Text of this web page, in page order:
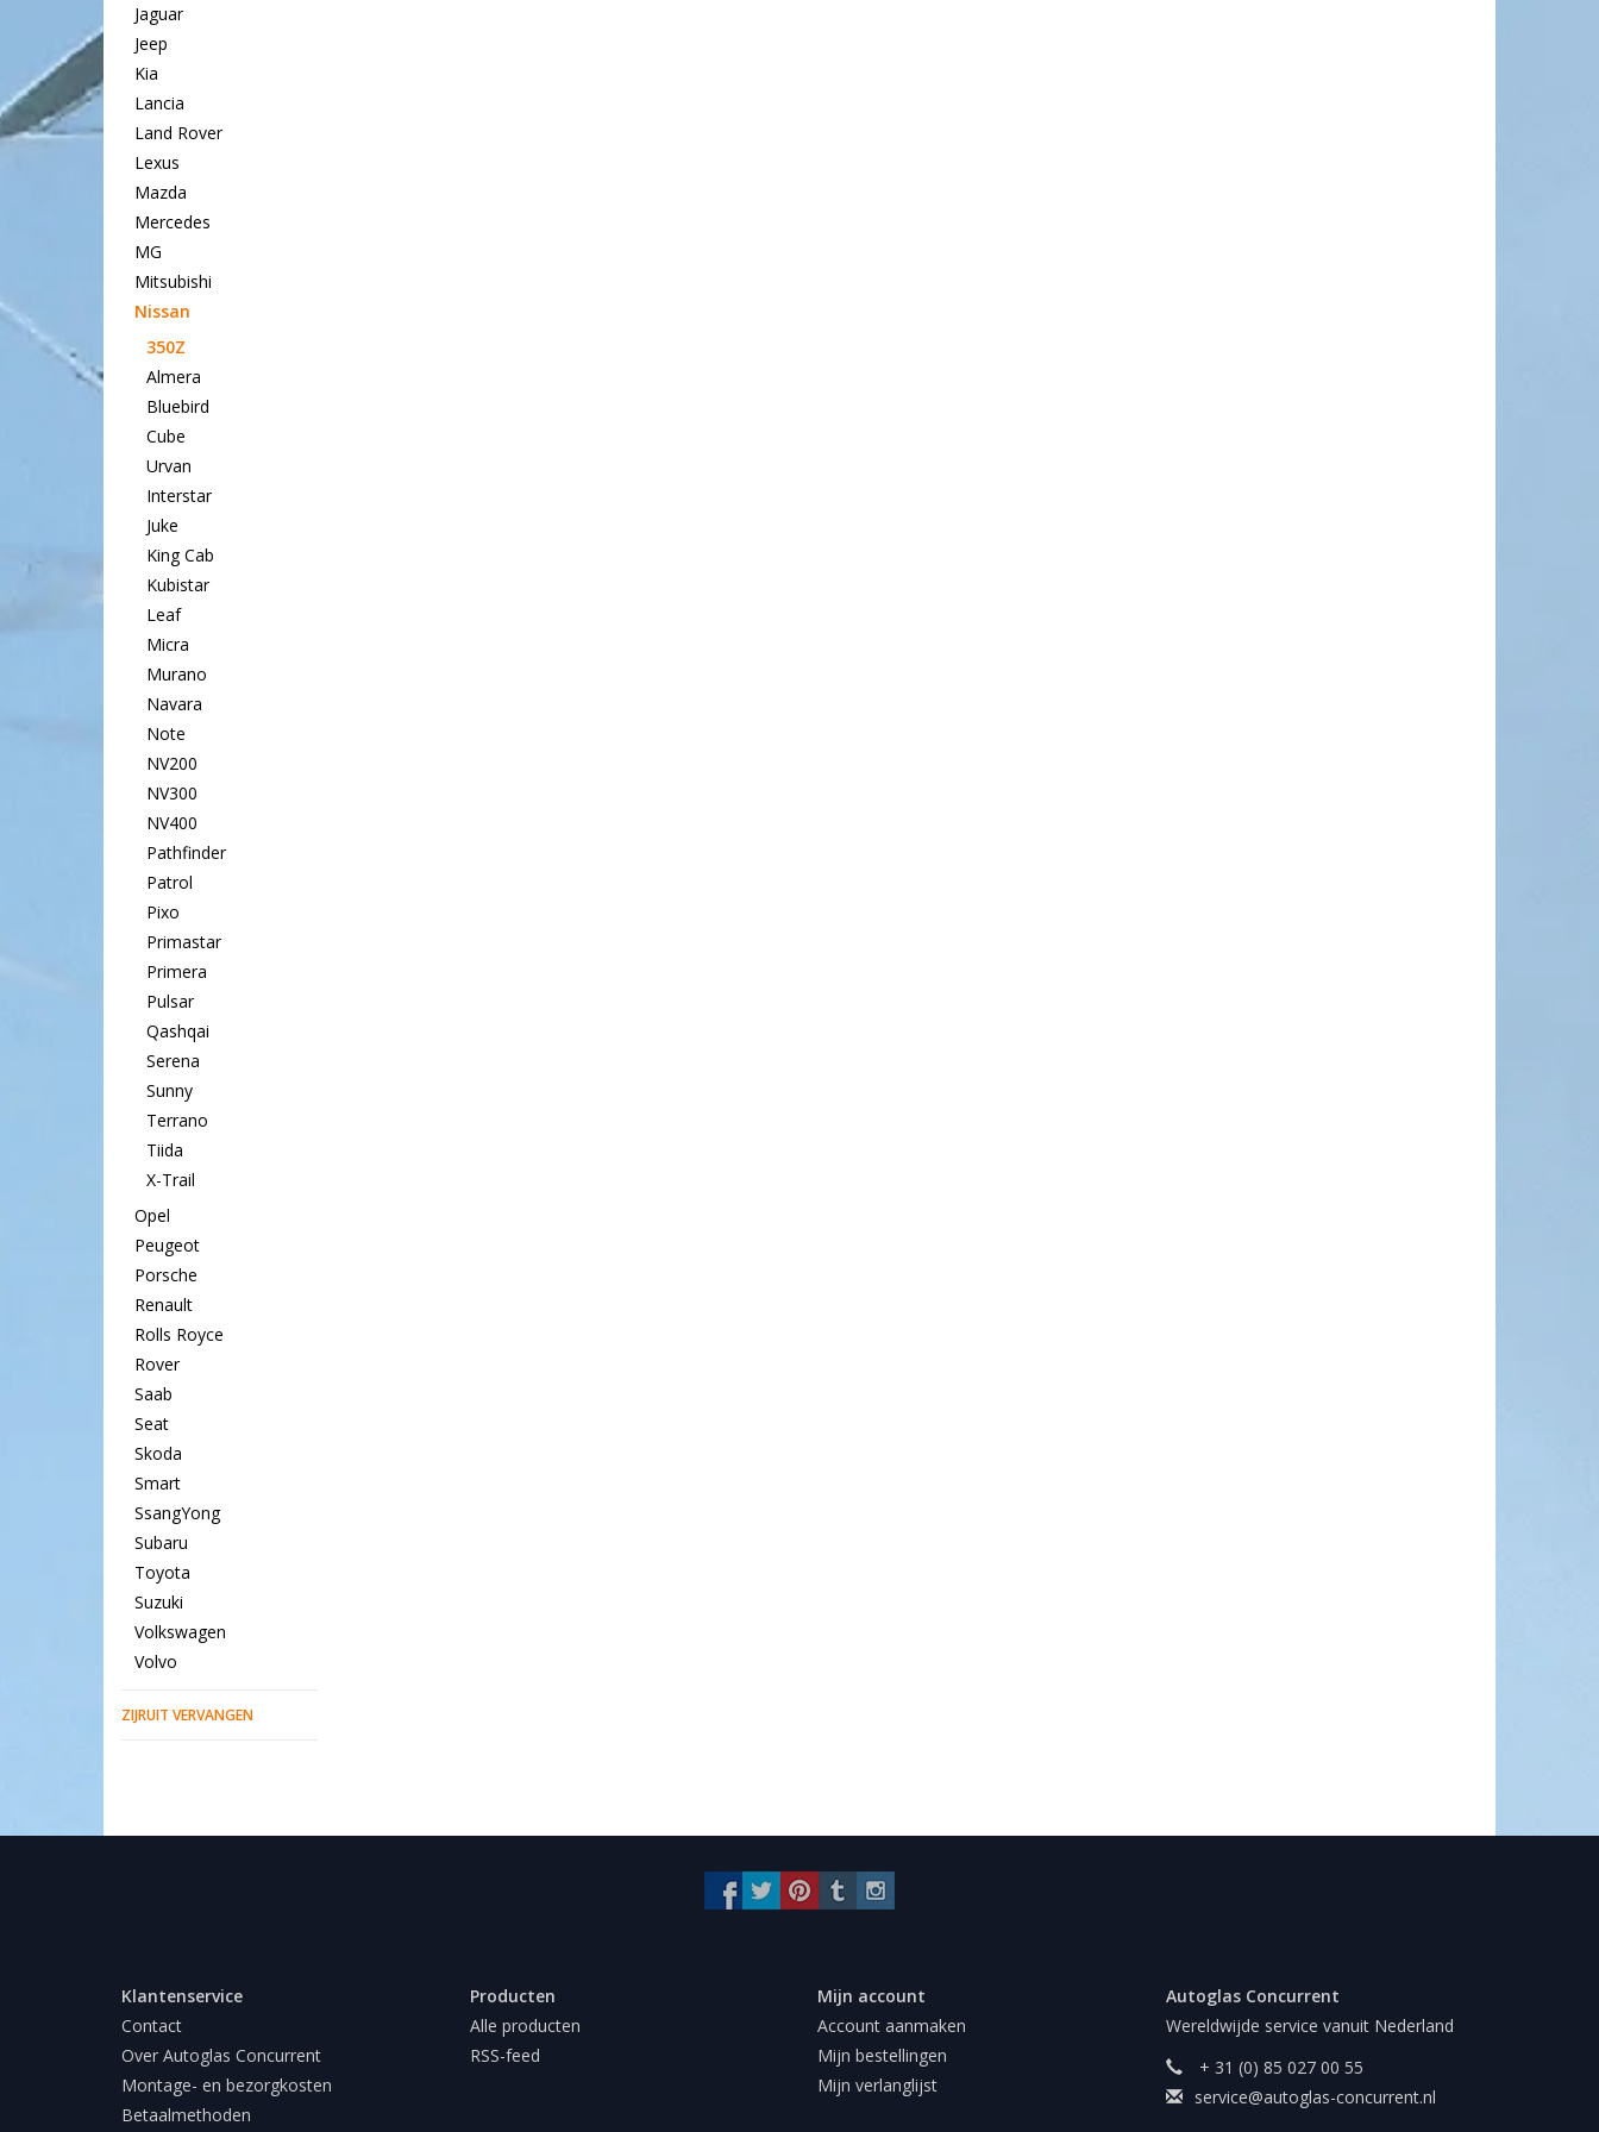
Jaguar
Jeep
Kia
Lancia
Land Rover
Lexus
Mazda
Mercedes
MG
Mitsubishi
Nissan
350Z
Almera
Bluebird
Cube
Urvan
Interstar
Juke
King Cab
Kubistar
Leaf
Micra
Murano
Navara
Note
NV200
NV300
NV400
Pathfinder
Patrol
Pixo
Primastar
Primera
Pulsar
Qashqai
Serena
Sunny
Terrano
Tiida
X-Trail
Opel
Peugeot
Porsche
Renault
Rolls Royce
Rover
Saab
Seat
Skoda
Smart
SsangYong
Subaru
Toyota
Suzuki
Volkswagen
Volvo
ZIJRUIT VERVANGEN
Klantenservice
Contact
Over Autoglas Concurrent
Montage- en bezorgkosten
Betaalmethoden
Producten
Alle producten
RSS-feed
Mijn account
Account aanmaken
Mijn bestellingen
Mijn verlanglijst
Autoglas Concurrent
Wereldwijde service vanuit Nederland
+ 31 (0) 85 027 00 55
service@autoglas-concurrent.nl